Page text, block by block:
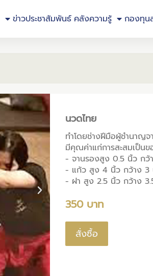
ข่าวประชาสัมพันธ์ คลังความรู้ กองทุน
นวดไทย
ทำโดยช่างฝีมือผู้ชำนาญจ
มีคุณค่าแก่การสะสมเป็นข
- จานรองสูง 0.5 นิ้ว กว้
- แก้ว สูง 4 นิ้ว กว้าง 3
- ฝา สูง 2.5 นิ้ว กว้าง
350 บาท
สั่งซื้อ